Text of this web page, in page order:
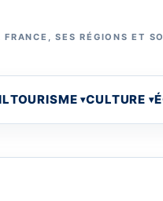
FRANCE, SES RÉGIONS ET
TOURISME CULTURE